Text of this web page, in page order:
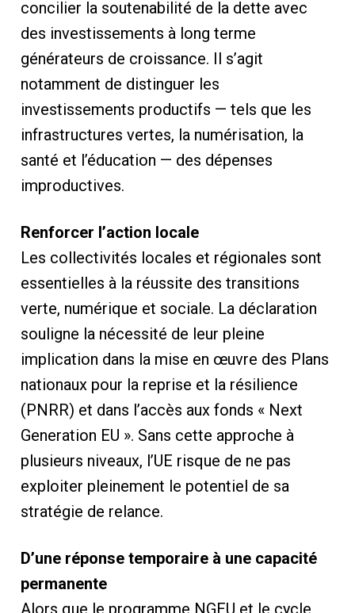
concilier la soutenabilité de la dette avec
des investissements à long terme
générateurs de croissance. Il s’agit
notamment de distinguer les
investissements productifs — tels que les
infrastructures vertes, la numérisation, la
santé et l’éducation — des dépenses
improductives.
Renforcer l’action locale
Les collectivités locales et régionales sont
essentielles à la réussite des transitions
verte, numérique et sociale. La déclaration
souligne la nécessité de leur pleine
implication dans la mise en œuvre des Plans
nationaux pour la reprise et la résilience
(PNRR) et dans l’accès aux fonds « Next
Generation EU ». Sans cette approche à
plusieurs niveaux, l’UE risque de ne pas
exploiter pleinement le potentiel de sa
stratégie de relance.
D’une réponse temporaire à une capacité
permanente
Alors que le programme NGEU et le cycle